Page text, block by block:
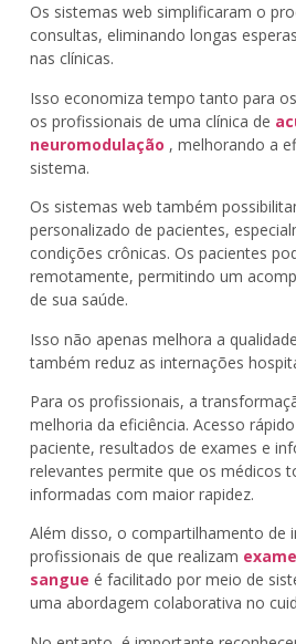
Os sistemas web simplificaram o
consultas, eliminando longas
nas clínicas.
Isso economiza tempo tanto para
os profissionais de uma clínica de
neuromodulação , melhorando a
sistema.
Os sistemas web também
personalizado de pacientes,
condições crônicas. Os pacientes
remotamente, permitindo um
de sua saúde.
Isso não apenas melhora a
também reduz as internações
Para os profissionais, a
melhoria da eficiência. Acesso
paciente, resultados de exames e
relevantes permite que os médicos
informadas com maior rapidez.
Além disso, o compartilhamento de
profissionais de que realizam
sangue é facilitado por meio de
uma abordagem colaborativa no